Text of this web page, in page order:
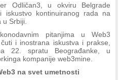
Odličan3, u okviru Belgrade
iskustvo kontinuiranog rada na
Srbiji.
pitanjima u Web3
i inostrana iskustva i prakse,
22. spratu Beograđanke, u
kompanije web3mine.
na svet umetnosti